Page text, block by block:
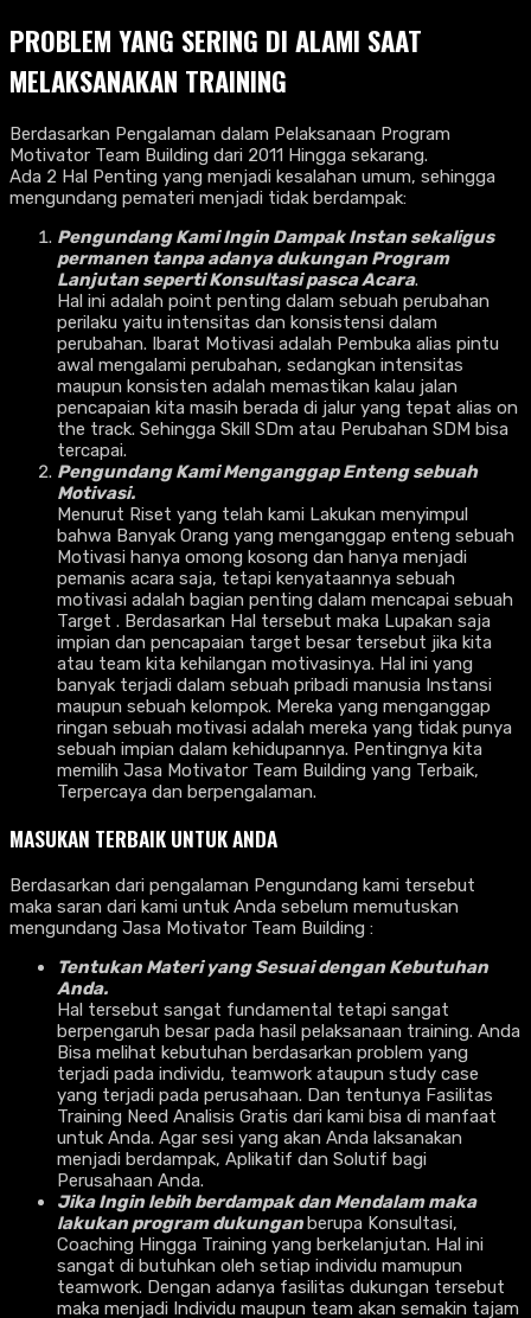
PROBLEM YANG SERING DI ALAMI SAAT
MELAKSANAKAN TRAINING
Berdasarkan Pengalaman dalam Pelaksanaan Program
Motivator Team Building dari 2011 Hingga sekarang.
Ada 2 Hal Penting yang menjadi kesalahan umum, sehingga
mengundang pemateri menjadi tidak berdampak:
Pengundang Kami Ingin Dampak Instan sekaligus
permanen tanpa adanya dukungan Program
Lanjutan seperti Konsultasi pasca Acara.
Hal ini adalah point penting dalam sebuah perubahan
perilaku yaitu intensitas dan konsistensi dalam
perubahan. Ibarat Motivasi adalah Pembuka alias pintu
awal mengalami perubahan, sedangkan intensitas
maupun konsisten adalah memastikan kalau jalan
pencapaian kita masih berada di jalur yang tepat alias on
the track. Sehingga Skill SDm atau Perubahan SDM bisa
tercapai.
Pengundang Kami Menganggap Enteng sebuah
Motivasi.
Menurut Riset yang telah kami Lakukan menyimpul
bahwa Banyak Orang yang menganggap enteng sebuah
Motivasi hanya omong kosong dan hanya menjadi
pemanis acara saja, tetapi kenyataannya sebuah
motivasi adalah bagian penting dalam mencapai sebuah
Target . Berdasarkan Hal tersebut maka Lupakan saja
impian dan pencapaian target besar tersebut jika kita
atau team kita kehilangan motivasinya. Hal ini yang
banyak terjadi dalam sebuah pribadi manusia Instansi
maupun sebuah kelompok. Mereka yang menganggap
ringan sebuah motivasi adalah mereka yang tidak punya
sebuah impian dalam kehidupannya. Pentingnya kita
memilih Jasa Motivator Team Building yang Terbaik,
Terpercaya dan berpengalaman.
MASUKAN TERBAIK UNTUK ANDA
Berdasarkan dari pengalaman Pengundang kami tersebut
maka saran dari kami untuk Anda sebelum memutuskan
mengundang Jasa Motivator Team Building :
Tentukan Materi yang Sesuai dengan Kebutuhan
Anda.
Hal tersebut sangat fundamental tetapi sangat
berpengaruh besar pada hasil pelaksanaan training. Anda
Bisa melihat kebutuhan berdasarkan problem yang
terjadi pada individu, teamwork ataupun study case
yang terjadi pada perusahaan. Dan tentunya Fasilitas
Training Need Analisis Gratis dari kami bisa di manfaat
untuk Anda. Agar sesi yang akan Anda laksanakan
menjadi berdampak, Aplikatif dan Solutif bagi
Perusahaan Anda.
Jika Ingin lebih berdampak dan Mendalam maka
lakukan program dukunganberupa Konsultasi,
Coaching Hingga Training yang berkelanjutan. Hal ini
sangat di butuhkan oleh setiap individu mamupun
teamwork. Dengan adanya fasilitas dukungan tersebut
maka menjadi Individu maupun team akan semakin tajam